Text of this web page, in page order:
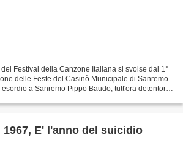
Festival della Canzone Italiana si svolse dal 1°
delle Feste del Casinò Municipale di Sanremo.
a Sanremo Pippo Baudo, tutt'ora detentore
E' l'anno del suicidio